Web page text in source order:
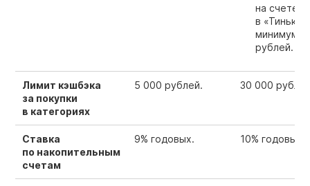
на счете
в
минимум 3
рублей.
Лимит кэшбэка
за покупки
в категориях
5 000 рублей. 30 000
Ставка
по накопительным
счетам
9% годовых. 10% годовых.